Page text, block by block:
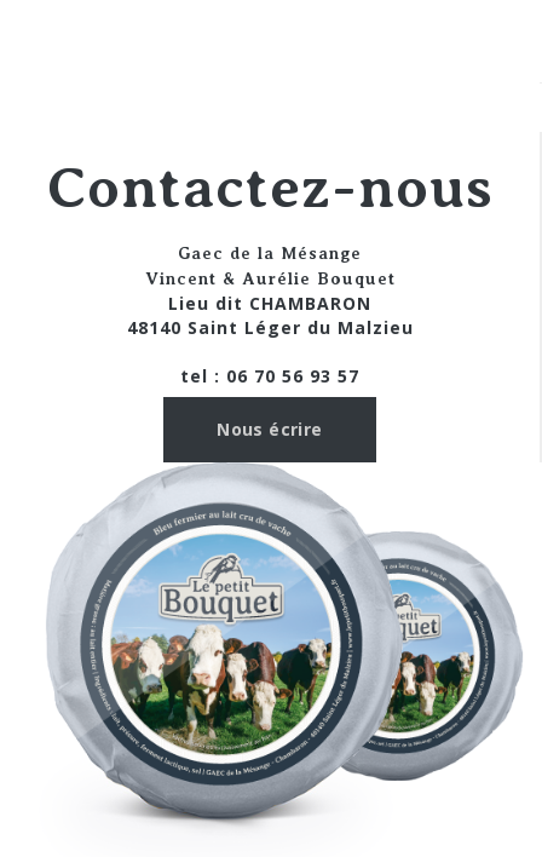
Contactez-nous
Gaec de la Mésange
Vincent & Aurélie Bouquet
Lieu dit CHAMBARON
48140 Saint Léger du Malzieu
tel : 06 70 56 93 57
Nous écrire